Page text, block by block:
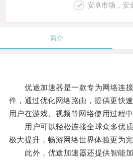
安卓市场，安
简介
优途加速器是一款专为网络连接
件，通过优化网络路由，提供更快
用户在游戏、视频等网络使用过程
用户可以轻松连接全球众多优质
极大提升，畅游网络世界体验更为完
此外，优途加速器还提供智能加